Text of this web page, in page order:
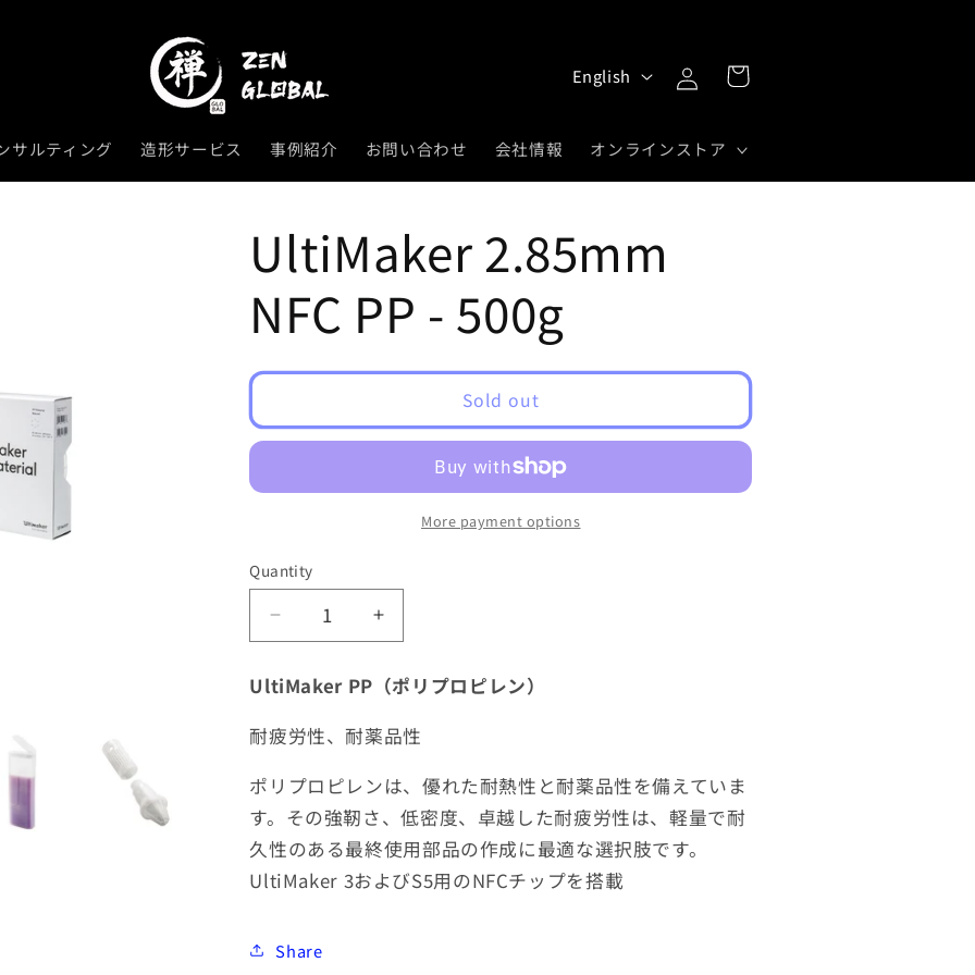
サルティング 造形サービス 事例紹介 お問い合わせ 会社情報 オンラインストア
n
g
a
g
e
English
in
Cart
UltiMaker 2.85mm
NFC PP - 500g
Sold out
More payment options
Quantity
Decrease
quantity
for
UltiMaker
NFC
-
500g
Increase
quantity
for
UltiMaker
NFC
-
500g
UltiMaker PP（ポリプロピレン）
耐疲労性、耐薬品性
ポリプロピレンは、優れた耐熱性と耐薬品性を備えていま
す。その強靭さ、低密度、卓越した耐疲労性は、軽量で耐
久性のある最終使用部品の作成に最適な選択肢です。
UltiMaker 3およびS5用のNFCチップを搭載
Share